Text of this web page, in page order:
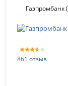
861 отзыв